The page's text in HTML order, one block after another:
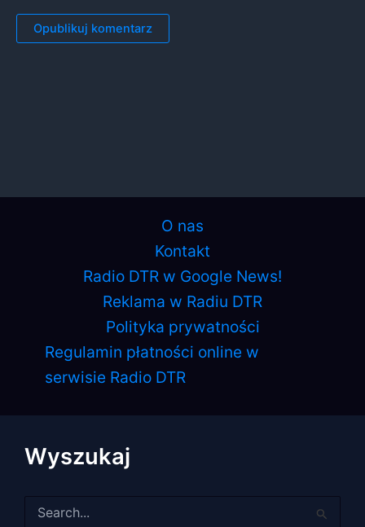
O nas
Kontakt
Radio DTR w Google News!
Reklama w Radiu DTR
Polityka prywatności
Regulamin płatności online w
serwisie Radio DTR
Wyszukaj
dla: